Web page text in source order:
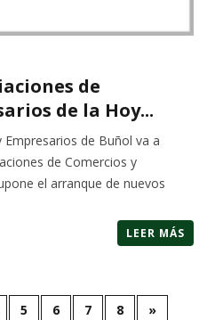
de
de la Hoy...
de Buñol va a
de Comercios y
el arranque de nuevos
LEER MÁS
5 6 7 8 »